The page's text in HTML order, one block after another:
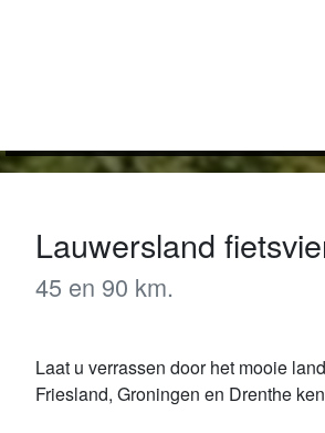
Lauwersland
45 en 90 km.
Laat u verrassen door het mooie
Friesland, Groningen en Drenthe